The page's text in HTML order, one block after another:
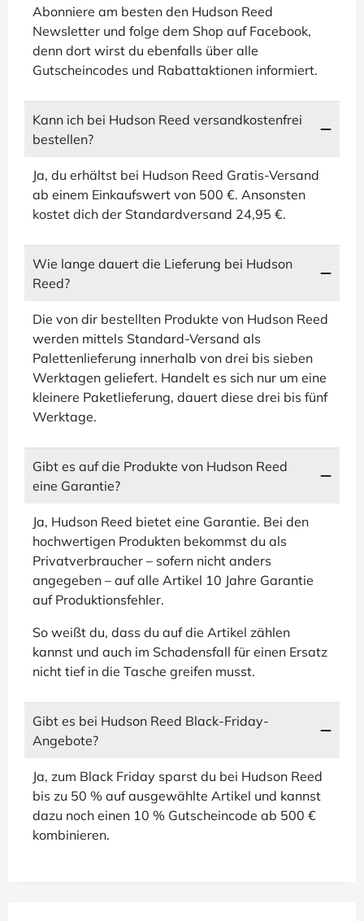
Abonniere am besten den Hudson Reed
Newsletter und folge dem Shop auf Facebook,
denn dort wirst du ebenfalls über alle
Gutscheincodes und Rabattaktionen informiert.
Kann ich bei Hudson Reed versandkostenfrei
bestellen?
Ja, du erhältst bei Hudson Reed Gratis-Versand
ab einem Einkaufswert von 500 €. Ansonsten
kostet dich der Standardversand 24,95 €.
Wie lange dauert die Lieferung bei Hudson
Reed?
Die von dir bestellten Produkte von Hudson Reed
werden mittels Standard-Versand als
Palettenlieferung innerhalb von drei bis sieben
Werktagen geliefert. Handelt es sich nur um eine
kleinere Paketlieferung, dauert diese drei bis fünf
Werktage.
Gibt es auf die Produkte von Hudson Reed
eine Garantie?
Ja, Hudson Reed bietet eine Garantie. Bei den
hochwertigen Produkten bekommst du als
Privatverbraucher – sofern nicht anders
angegeben – auf alle Artikel 10 Jahre Garantie
auf Produktionsfehler.
So weißt du, dass du auf die Artikel zählen
kannst und auch im Schadensfall für einen Ersatz
nicht tief in die Tasche greifen musst.
Gibt es bei Hudson Reed Black-Friday-
Angebote?
Ja, zum Black Friday sparst du bei Hudson Reed
bis zu 50 % auf ausgewählte Artikel und kannst
dazu noch einen 10 % Gutscheincode ab 500 €
kombinieren.